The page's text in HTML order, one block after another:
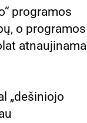
programos
o programos
atnaujinama
„dešiniojo